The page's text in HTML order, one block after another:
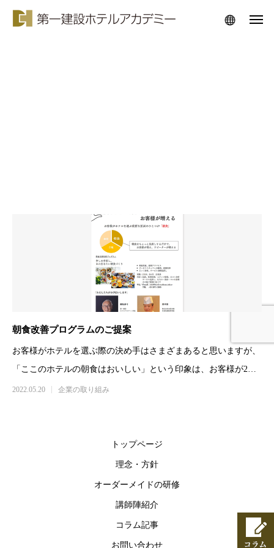
朝食改善プログラムのご提案
お客様がホテルを選ぶ際の決め手はさまざまあると思いますが、
「ここのホテルの朝食はおいしい」という印象は、お客様が2回
目、3回目と貴社のホテル
2022.05.20 企業の取り組み
トップページ
理念・方針
オーダーメイドの研修
講師陣紹介
コラム記事
お問い合わせ